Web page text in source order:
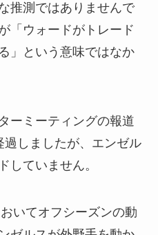
推測ではありませんで
「ウォードがトレード
」という意味ではなか
ーミーティングの報道
しましたが、エンゼル
していません。
いてオフシーズンの動